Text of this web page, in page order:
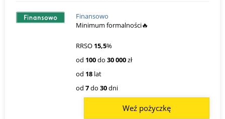
Finansowo
Minimum formalności🔥
RRSO 15,5%
od 100do 30 000zł
od 18 lat
od 7do 30dni
Weź pożyczkę